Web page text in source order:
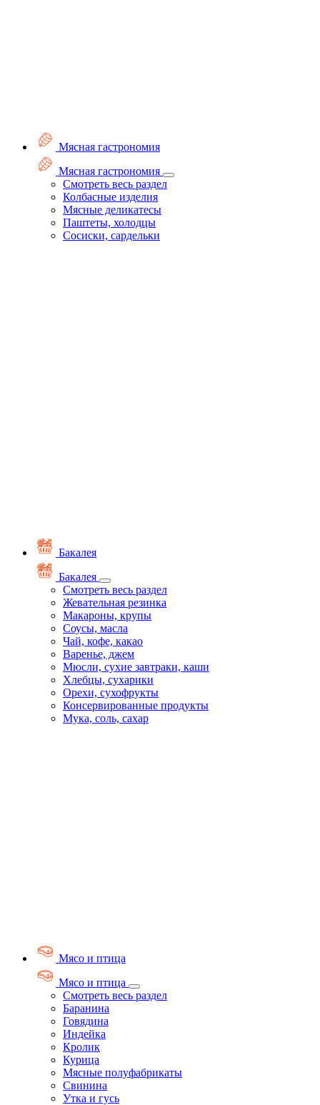
Мясная гастрономия
Мясная гастрономия
Смотреть весь раздел
Колбасные изделия
Мясные деликатесы
Паштеты, холодцы
Сосиски, сардельки
Бакалея
Бакалея
Смотреть весь раздел
Жевательная резинка
Макароны, крупы
Соусы, масла
Чай, кофе, какао
Варенье, джем
Мюсли, сухие завтраки, каши
Хлебцы, сухарики
Орехи, сухофрукты
Консервированные продукты
Мука, соль, сахар
Мясо и птица
Мясо и птица
Смотреть весь раздел
Баранина
Говядина
Индейка
Кролик
Курица
Мясные полуфабрикаты
Свинина
Утка и гусь